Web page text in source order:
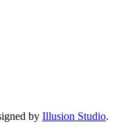
by Illusion Studio.